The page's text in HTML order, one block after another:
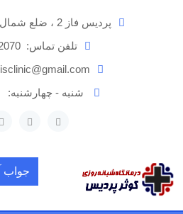
پردیس فاز 2 ، ضلع شمال غربی میدان امام
تلفن تماس:
شنبه - چهارشنبه:
جواب